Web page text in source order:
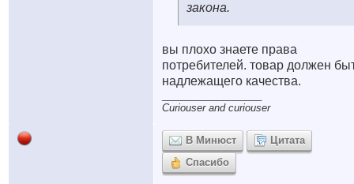
закона.
вы плохо знаете права
потребителей. товар должен
надлежащего качества.
Curiouser and curiouser
В Минюст
Цитата
Спасибо